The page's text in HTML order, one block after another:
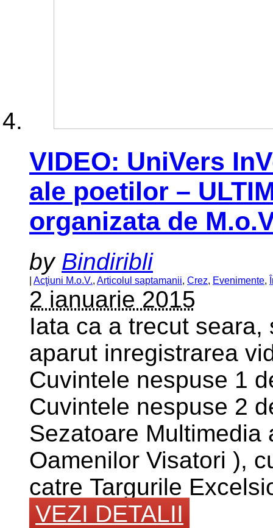
VIDEO: UniVers
ale poetilor –
organizata de
by Bindiribli
Acţiuni M.o.V., Articolul saptamanii, Crez, Evenimente,
2 ianuarie 2015
Iata ca a trecut
aparut inregistrarea
Cuvintele nespuse 1
Cuvintele nespuse 2
Sezatoare Multimedia
Oamenilor Visatori ),
catre Targurile
VEZI DETALII